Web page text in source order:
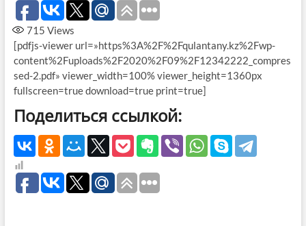
715 Views
[pdfjs-viewer url=»https%3A%2F%2Fqulantany.kz%2Fwp-
content%2Fuploads%2F2020%2F09%2F12342222_compres
sed-2.pdf» viewer_width=100% viewer_height=1360px
fullscreen=true download=true print=true]
Поделиться ссылкой: